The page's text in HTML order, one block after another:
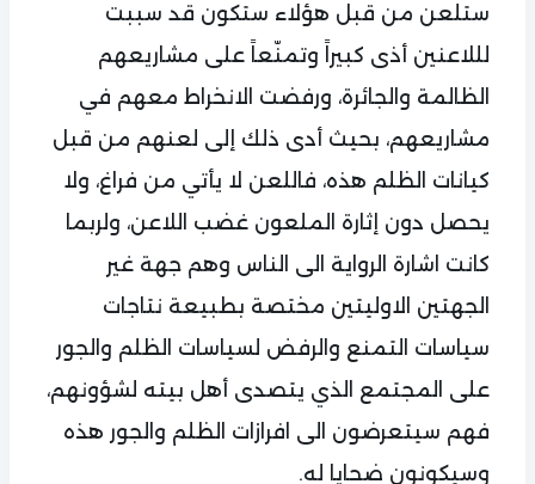
ستلعن من قبل هؤلاء ستكون قد سببت
لللاعنين أذى كبيراً وتمنّعاً على مشاريعهم
الظالمة والجائرة، ورفضت الانخراط معهم في
مشاريعهم، بحيث أدى ذلك إلى لعنهم من قبل
كيانات الظلم هذه، فاللعن لا يأتي من فراغ، ولا
يحصل دون إثارة الملعون غضب اللاعن، ولربما
كانت اشارة الرواية الى الناس وهم جهة غير
الجهتين الاوليتين مختصة بطبيعة نتاجات
سياسات التمنع والرفض لسياسات الظلم والجور
على المجتمع الذي يتصدى أهل بيته لشؤونهم،
فهم سيتعرضون الى افرازات الظلم والجور هذه
وسيكونون ضحايا له.